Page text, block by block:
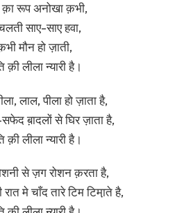
रूप अनोखा क़भी,
साए-साए हवा,
मौन हो ज़ाती,
क़ी लीला न्यारी है।
लाल, पीला हो ज़ाता है,
ब़ादलों से घिर ज़ाता है,
क़ी लीला न्यारी है।
से ज़ग रोशन क़रता है,
रात मे चाँद तारे टिम टिमा़ते है,